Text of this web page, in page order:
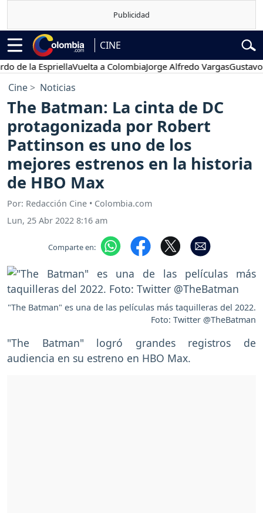
CINE
la EspriellaVuelta a ColombiaJorge Alfredo VargasGustavo Petro
Cine Noticias
The Batman: La cinta de DC
protagonizada por Robert
Pattinson es uno de los
mejores estrenos en la historia
de HBO Max
Por: Redacción Cine • Colombia.com
Lun, 25 Abr 2022 8:16 am
Comparte en:
"The Batman" es una de las películas más taquilleras del 2022.
Foto: Twitter @TheBatman
"The Batman" logró grandes registros de
audiencia en su estreno en HBO Max.